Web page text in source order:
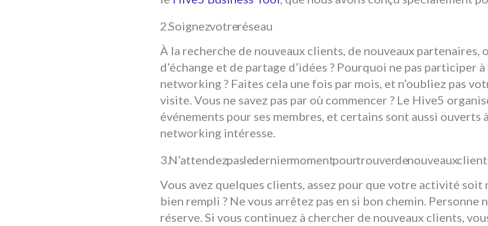
Soignez votre réseau
À la recherche de nouveaux clients, de nouveaux partenaires,
d’échange et de partage d’idées ? Pourquoi ne pas participer
networking ? Faites cela une fois par mois, et n’oubliez pas
visite. Vous ne savez pas par où commencer ? Le Hive5
événements pour ses membres, et certains sont aussi ouverts
networking intéresse.
N’attendez pas le dernier moment pour trouver de nouveaux
Vous avez quelques clients, assez pour que votre activité
bien rempli ? Ne vous arrêtez pas en si bon chemin. Personne
réserve. Si vous continuez à chercher de nouveaux clients,